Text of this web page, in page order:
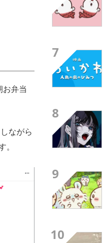
お弁当
ながら
。
7
8
9
10